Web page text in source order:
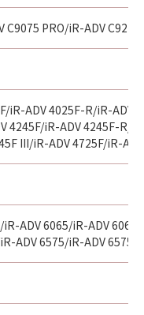
C9075 PRO/iR-ADV
iR-ADV 4025F-R/iR-ADV
4245F/iR-ADV 4245F-R/
III/iR-ADV 4725F/iR-
ADV 6065/iR-ADV
ADV 6575/iR-ADV 6575